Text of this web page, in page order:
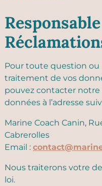
Pour toute question
traitement de vos
pouvez contacter
données à l’adresse
Marine Coach Canin,
Cabrerolles
Email :
Nous traiterons votre
loi.